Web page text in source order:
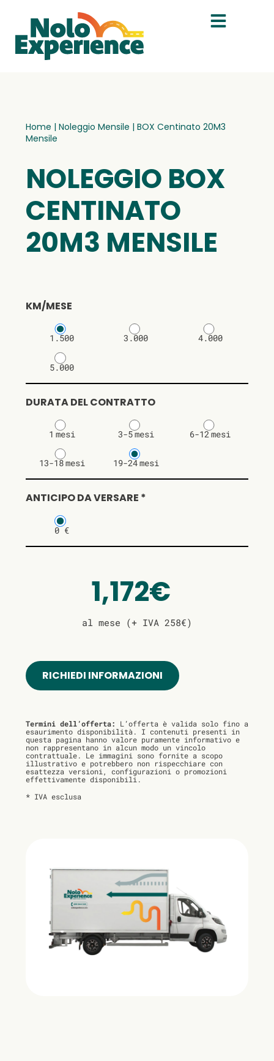
Home | Noleggio Mensile | BOX Centinato 20M3
Mensile
NOLEGGIO BOX
CENTINATO
20M3 MENSILE
KM/MESE
1.500 3.000 4.000
5.000
DURATA DEL CONTRATTO
1 mesi 3-5mesi 6-12mesi
13-18mesi 19-24mesi
ANTICIPO DA VERSARE *
0 €
1,172€
al mese (+ IVA 258€)
RICHIEDI INFORMAZIONI
Termini dell’offerta:
L’offerta è valida solo fino a
esaurimento disponibilità. I contenuti presenti in
questa pagina hanno valore puramente informativo e
non rappresentano in alcun modo un vincolo
contrattuale. Le immagini sono fornite a scopo
illustrativo e potrebbero non rispecchiare con
esattezza versioni, configurazioni o promozioni
effettivamente disponibili.
* IVA esclusa